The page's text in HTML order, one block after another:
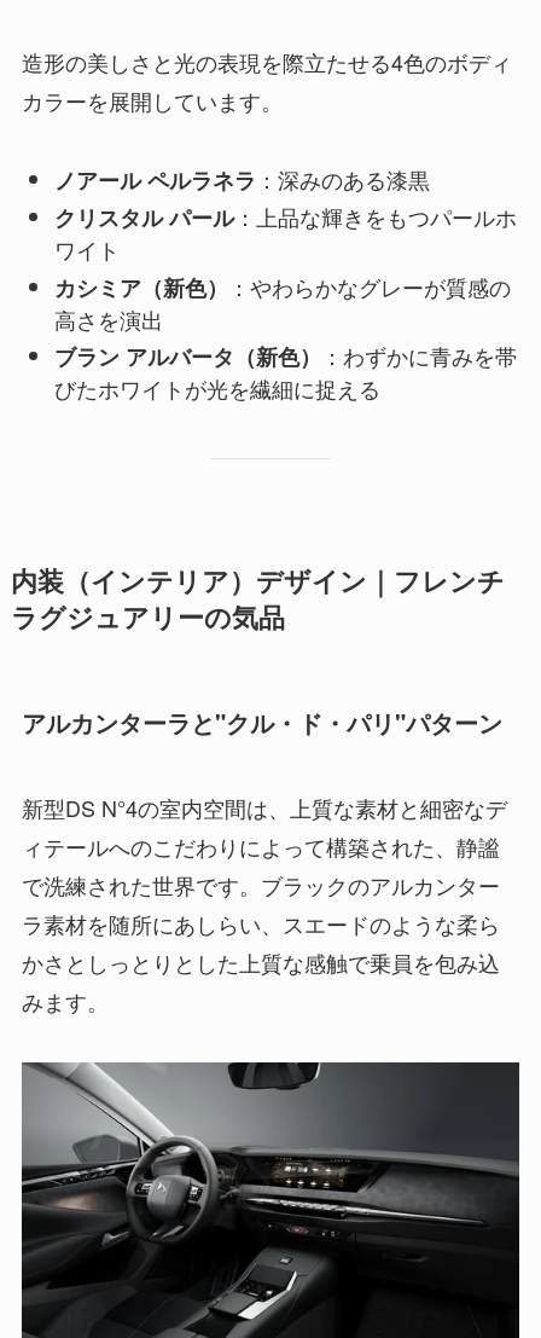
造形の美しさと光の表現を際立たせる4色のボディ
カラーを展開しています。
ノアール ペルラネラ ：深みのある漆黒
クリスタル パール：上品な輝きをもつパールホ
ワイト
カシミア（新色）
：やわらかなグレーが質感の
高さを演出
ブラン アルバータ（新色）
：わずかに青みを帯
びたホワイトが光を繊細に捉える
内装（インテリア）デザイン｜フレンチ
ラグジュアリーの気品
アルカンターラと"クル・ド・パリ"パターン
新型DS N°4の室内空間は、上質な素材と細密なデ
ィテールへのこだわりによって構築された、静謐
で洗練された世界です。ブラックのアルカンター
ラ素材を随所にあしらい、スエードのような柔ら
かさとしっとりとした上質な感触で乗員を包み込
みます。